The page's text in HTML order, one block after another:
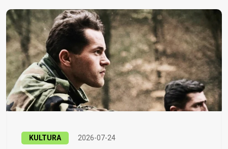
KULTURA 2026-07-24